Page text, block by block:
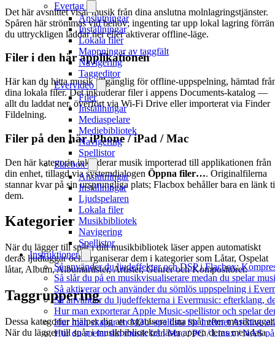
Evertag
Anslutningar
Inställningar
Lokala filer
Mappningar av taggfält
Navigering
Taggeditor
Evervideo
Filer
Inställningar
Mediaspelare
Mediebibliotek
Navigering
Spellistor
Flacbox
Anslutningar
Inställningar
Ljudspelaren
Lokala filer
Musikbibliotek
Navigering
Spellistor
Instruktioner
Så använder du ljudeffekter och DSP i Flacbox:
Så slår du på en musikvisualiserare medan du spelar
Så aktiverar och använder du sömlös uppspelning i
Så använder du ljudeffekterna i Evermusic: efterklang,
Hur man exporterar Apple Music-spellistor och spelar
Hur man skapar en M3U-spellista för Internet Archive
Hur du spelar din musik från Mac / PC / Linux / NAS
Det här avsnittet visar musik från dina anslutna molnlagringstjänster.
Spåren här strömmas vid behov; ingenting tar upp lokal lagring förrän
du uttryckligen laddar ner eller aktiverar offline-läge.
Filer i den här applikationen
Här kan du hitta musik tillgänglig för offline-uppspelning, hämtad
dina lokala filer. Det inkluderar filer i appens Documents-katalog —
allt du laddat ner, överfört via Wi-Fi Drive eller importerat via Finder
Fildelning.
Filer på den här iPhone / iPad / Mac
Den här kategorin inkluderar musik importerad till applikationen från
din enhet, tillagd via systemdialogen Öppna filer…. Originalfilerna
stannar kvar på sin ursprungliga plats; Flacbox behåller bara en länk
dem.
Kategorier
När du lägger till spår i ditt musikbibliotek läser appen automatiskt
deras ljudtaggar och organiserar dem i kategorier som Låtar, Ospelat
låtar, Album, Albumartister, Artister, Genrer och Kompositörer.
Taggruppering
Dessa kategorier hjälper dig att organisera dina spår efter musiktaggar.
När du lägger till spår i musikbiblioteket läser appen deras metadata